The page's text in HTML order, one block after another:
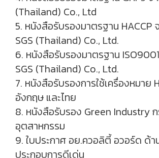
(Thailand) Co., Ltd
5. หนังสือรับรองมาตรฐาน HACCP
SGS (Thailand) Co., Ltd.
6. หนังสือรับรองมาตรฐาน
SGS (Thailand) Co., Ltd.
7. หนังสือรับรองการใช้เครื่องหมาย
อังกฤษ และไทย
8. หนังสือรับรอง Green Industry ก
อุตสาหกรรม
9. ใบประกาศ อย.ควอลิตี้ อวอร์ด ด้า
ประกอบการดีเด่น